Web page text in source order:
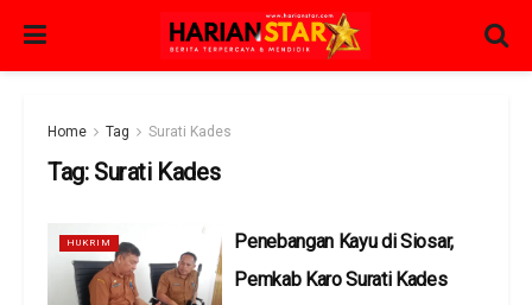
Home Tag Surati Kades
Tag: Surati Kades
HUKRIM
Penebangan Kayu di Siosar,
Pemkab Karo Surati Kades